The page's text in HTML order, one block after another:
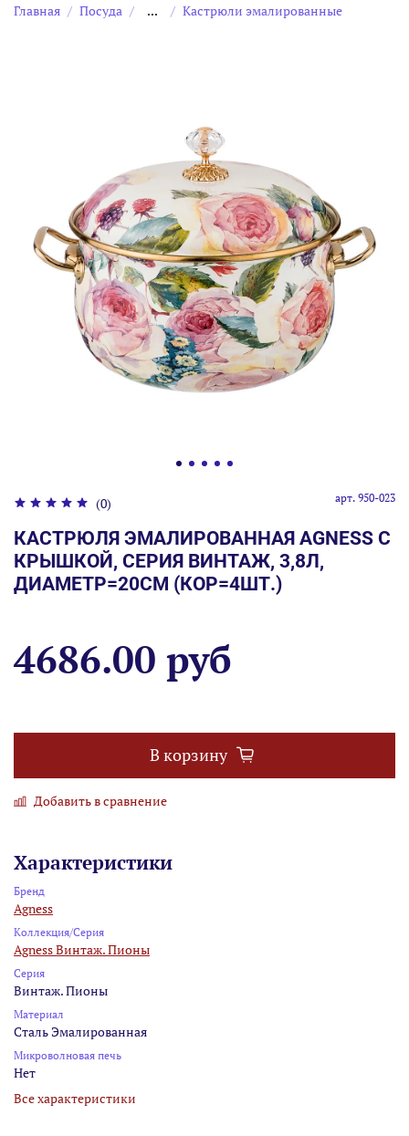
Главная Посуда ... Кастрюли эмалированные
(0) арт. 950-023
КАСТРЮЛЯ ЭМАЛИРОВАННАЯ AGNESS С
КРЫШКОЙ, СЕРИЯ ВИНТАЖ, 3,8Л,
ДИАМЕТР=20СМ (КОР=4ШТ.)
4686.00 руб
В корзину
Добавить в сравнение
Характеристики
Бренд
Agness
Коллекция/Серия
Agness Винтаж. Пионы
Серия
Винтаж. Пионы
Материал
Сталь Эмалированная
Микроволновая печь
Нет
Все характеристики